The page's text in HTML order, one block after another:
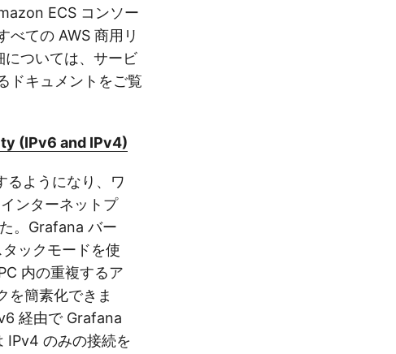
ECS コンソー
べての AWS 商用リ
ついては、サービ
ドキュメントをご覧
(IPv6 and IPv4)
ようになり、ワ
ンターネットプ
。Grafana バー
ックモードを使
内の重複するア
を簡素化できま
経由で Grafana
IPv4 のみの接続を